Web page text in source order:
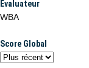
Evaluateur
WBA
Score Global